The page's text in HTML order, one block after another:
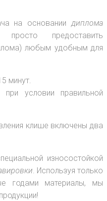
на основаниидиплома
предоставить
любым удобным для
минут.
при условии правильной
клише включены два
износостойкой
. Используя только
годами материалы, мы